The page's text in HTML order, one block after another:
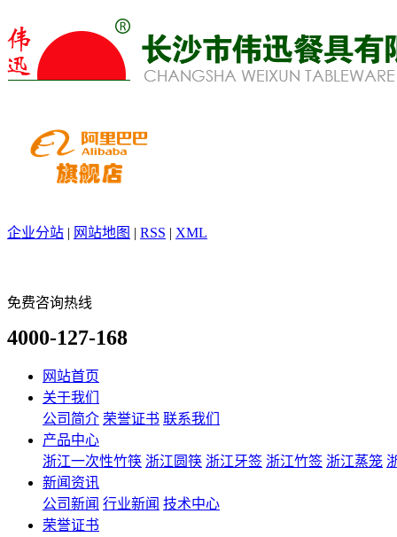
企业分站 | 网站地图 | RSS | XML
免费咨询热线
4000-127-168
网站首页
关于我们
公司简介 荣誉证书 联系我们
产品中心
浙江一次性竹筷 浙江圆筷 浙江牙签 浙江竹签 浙江蒸笼
新闻资讯
公司新闻 行业新闻 技术中心
荣誉证书